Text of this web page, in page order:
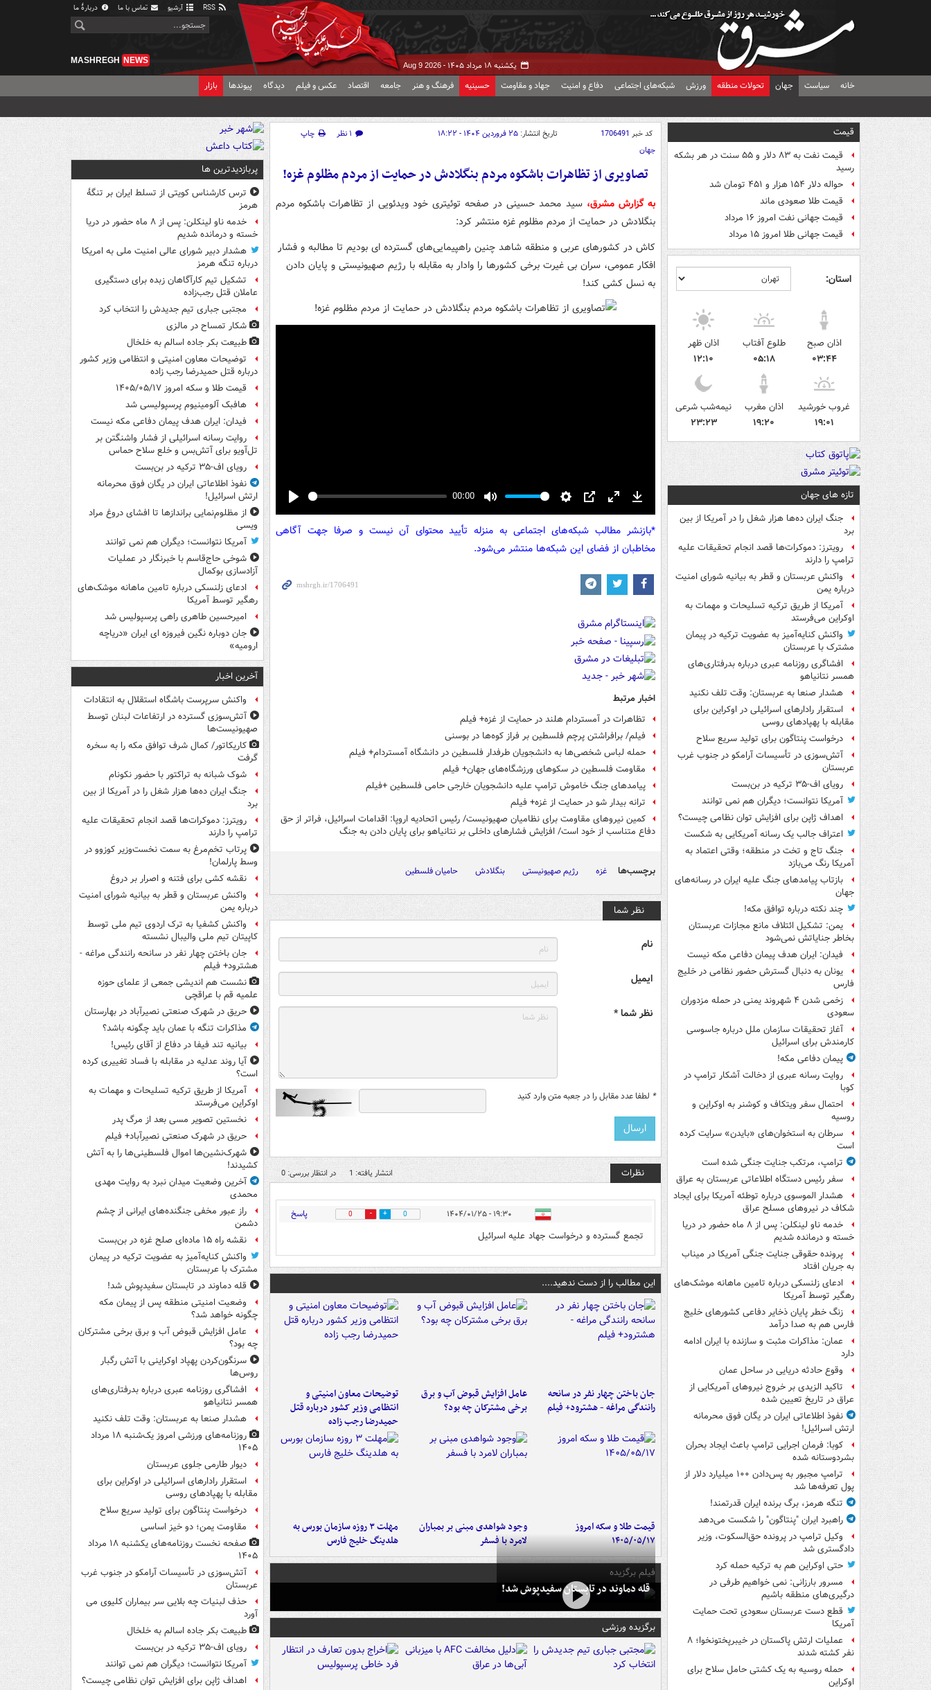
آرشیو تماس با ما دربارهٔ ما
یکشنبه ۱۸ مرداد ۱۴۰۵ - Aug 9 2026
MASHREGH NEWS
خانه سیاست جهان تحولات منطقه ورزش شبکه‌های اجتماعی دفاع و امنیت جهاد و مقاومت حسینیه فرهنگ و هنر جامعه اقتصاد عکس و فیلم دیدگاه پیوندها بازار
قیمت
قیمت نفت به ۸۳ دلار و ۵۵ سنت در هر بشکه
رسید
حواله دلار ۱۵۴ هزار و ۴۵۱ تومان شد
قیمت طلا صعودی ماند
قیمت جهانی نفت امروز ۱۶ مرداد
قیمت جهانی طلا امروز ۱۵ مرداد
استان:
اذان صبح
۰۳:۴۴
طلوع آفتاب
۰۵:۱۸
اذان ظهر
۱۲:۱۰
غروب خورشید
۱۹:۰۱
اذان مغرب
۱۹:۲۰
نیمه‌شب شرعی
۲۳:۲۳
تازه های جهان
جنگ ایران ده‌ها هزار شغل را در آمریکا از بین
برد
رویترز: دموکرات‌ها قصد انجام تحقیقات علیه
ترامپ را دارند
واکنش عربستان و قطر به بیانیه شورای امنیت
درباره یمن
آمریکا از طریق ترکیه تسلیحات و مهمات به
اوکراین می‌فرستد
واکنش کنایه‌آمیز به عضویت ترکیه در پیمان
مشترک با عربستان
افشاگری روزنامه عبری درباره بدرفتاری‌های
همسر نتانیاهو
هشدار صنعا به عربستان: وقت تلف نکنید
استقرار رادارهای اسرائیلی در اوکراین برای
مقابله با پهپادهای روسی
درخواست پنتاگون برای تولید سریع سلاح
آتش‌سوزی در تأسیسات آرامکو در جنوب غرب
عربستان
رویای اف-۳۵ ترکیه در بن‌بست
آمریکا نتوانست؛ دیگران هم نمی توانند
اهداف ژاپن برای افزایش توان نظامی چیست؟
اعتراف جالب یک رسانه آمریکایی به شکست
جنگ تاج و تخت در منطقه؛ وقتی اعتماد به
آمریکا رنگ می‌بازد
بازتاب پیامدهای جنگ علیه ایران در رسانه‌های
جهان
چند نکته درباره توافق مکه!
یمن: تشکیل ائتلاف مانع مجازات عربستان
بخاطر جنایاتش نمی‌شود
فیدان: ایران هدف پیمان دفاعی مکه نیست
یونان به دنبال گسترش حضور نظامی در خلیج
فارس
زخمی شدن ۴ شهروند یمنی در حمله مزدوران
سعودی
آغاز تحقیقات سازمان ملل درباره جاسوسی
کارمندش برای اسرائیل
پیمان دفاعی مکه!
روایت رسانه عبری از دخالت آشکار ترامپ در
کوبا
احتمال سفر ویتکاف و کوشنر به اوکراین و
روسیه
سرطان به استخوان‌های «بایدن» سرایت کرده
است
ترامپ، مرتکب جنایت جنگی شده است
سفر رئیس دستگاه اطلاعاتی عربستان به عراق
هشدار الموسوی درباره توطئه آمریکا برای ایجاد
شکاف در نیروهای مسلح عراق
خدمه ناو لینکلن: پس از ۸ ماه حضور در دریا
خسته و درمانده‌ شدیم
پرونده حقوقی جنایت جنگی آمریکا در میناب
به جریان افتاد
ادعای زلنسکی درباره تامین ماهانه موشک‌های
رهگیر توسط آمریکا
زنگ خطر پایان ذخایر دفاعی کشورهای خلیج
فارس هم به صدا درآمد
عمان: مذاکرات مثبت و سازنده با ایران ادامه
دارد
وقوع حادثه دریایی در ساحل عمان
تاکید الزیدی بر خروج نیروهای آمریکایی از
عراق در تاریخ تعیین شده
نفوذ اطلاعاتی ایران در یگان فوق محرمانه
ارتش اسرائیل!
کوبا: فرمان اجرایی ترامپ باعث ایجاد بحران
بشردوستانه شده
ترامپ مجبور به پس‌دادن ۱۰۰ میلیارد دلار از
پول تعرفه‌ها شد
تنگه هرمز، برگ برنده ایران قدرتمند!
راهبرد ایران "پنتاگون" را شکست می‌دهد
وکیل ترامپ در پرونده حق‌السکوت، وزیر
دادگستری شد
حتی اوکراین هم به ترکیه حمله کرد
مسرور بارزانی: نمی خواهیم طرفی در
درگیری‌های منطقه باشیم
قطع دست عربستان سعودیِ تحت حمایت
آمریکا
عملیات ارتش پاکستان در خیبرپختونخوا؛ ۸
نفر کشته شدند
حمله روسیه به یک کشتی حامل سلاح برای
اوکراین
کد خبر 1706491 تاریخ انتشار: ۲۵ فروردین ۱۴۰۴ - ۱۸:۲۲ ۱ نظر
چاپ
جهان
تصاویری از تظاهرات باشکوه مردم بنگلادش در حمایت از مردم مظلوم غزه!
به گزارش مشرق،سید محمد حسینی در صفحه توئیتری خود ویدئویی از تظاهرات باشکوه مردم
بنگلادش در حمایت از مردم مظلوم غزه منتشر کرد:
کاش در کشورهای عربی و منطقه شاهد چنین راهپیمایی‌های گسترده ای بودیم تا مطالبه و فشار
افکار عمومی، سران بی غیرت برخی کشورها را وادار به مقابله با رژیم صهیونیستی و پایان دادن
به نسل کشی کند!
00:00
fullscreen
*بازنشر مطالب شبکه‌های اجتماعی به منزله تأیید محتوای آن نیست و صرفا جهت آگاهی
مخاطبان از فضای این شبکه‌ها منتشر می‌شود.
اخبار مرتبط
تظاهرات در آمستردام هلند در حمایت از غزه+ فیلم
فیلم/ برافراشتن پرچم فلسطین بر فراز کوه‌ها در بوسنی
حمله لباس شخصی‌ها به دانشجویان طرفدار فلسطین در دانشگاه آمستردام+ فیلم
مقاومت فلسطین در سکوهای ورزشگاه‌های جهان+ فیلم
پیامدهای جنگ خاموش ترامپ علیه دانشجویان خارجی حامی فلسطین +فیلم
ترانه بیدار شو در حمایت از غزه+ فیلم
کمین‌ نیروهای مقاومت برای نظامیان صهیونیست/ رئیس اتحادیه اروپا: اقدامات اسرائیل، فراتر از حق
دفاع متناسب از خود است/ افزایش فشارهای داخلی بر نتانیاهو برای پایان دادن به جنگ
برچسب‌ها غزه رژیم صهیونیستی بنگلادش حامیان فلسطین
نظر شما
نام
ایمیل
نظر شما *
* لطفا عدد مقابل را در جعبه متن وارد کنید
نظرات انتشار یافته: 1 در انتظار بررسی: 0
۱۹:۳۰ - ۱۴۰۴/۰۱/۲۵ 0
0 پاسخ
تجمع گسترده و درخواست جهاد علیه اسرائیل
این مطالب را از دست ندهید....
جان باختن چهار نفر در سانحه
رانندگی مراغه - هشترود+ فیلم
عامل افزایش قبوض آب و برق
برخی مشترکان چه بود؟
توضیحات معاون امنیتی و
انتظامی وزیر کشور درباره قتل
حمیدرضا رجب زاده
قیمت طلا و سکه امروز
۱۴۰۵/۰۵/۱۷
وجود شواهدی مبنی بر بمباران
لامرد با فسفر
مهلت ۳ روزه سازمان بورس به
هلدینگ خلیج فارس
فیلم برگزیده
قله دماوند در تابستان سفیدپوش شد!
برگزیده ورزشی
پربازدیدترین ها
ترس کارشناس کویتی از تسلط ایران بر تنگۀ
هرمز
خدمه ناو لینکلن: پس از ۸ ماه حضور در دریا
خسته و درمانده‌ شدیم
هشدار دبیر شورای عالی امنیت ملی به امریکا
درباره تنگه هرمز
تشکیل تیم کارآگاهان زبده برای دستگیری
عاملان قتل رجب‌زاده
مجتبی جباری تیم جدیدش را انتخاب کرد
شکار تمساح در مالزی
طبیعت بکر جاده اسالم به خلخال
توضیحات معاون امنیتی و انتظامی وزیر کشور
درباره قتل حمیدرضا رجب زاده
قیمت طلا و سکه امروز ۱۴۰۵/۰۵/۱۷
هافبک آلومینیوم پرسپولیسی شد
فیدان: ایران هدف پیمان دفاعی مکه نیست
روایت رسانه اسرائیلی از فشار واشنگتن بر
تل‌آویو برای آتش‌بس و خلع سلاح حماس
رویای اف-۳۵ ترکیه در بن‌بست
نفوذ اطلاعاتی ایران در یگان فوق محرمانه
ارتش اسرائیل!
از مظلوم‌نمایی براندازها تا افشای دروغ مراد
ویسی
آمریکا نتوانست؛ دیگران هم نمی توانند
شوخی حاج‌قاسم با خبرنگار در عملیات
آزادسازی بوکمال
ادعای زلنسکی درباره تامین ماهانه موشک‌های
رهگیر توسط آمریکا
امیرحسین طاهری راهی پرسپولیس شد
جان دوباره نگین فیروزه ای ایران «دریاچه
ارومیه»
آخرین اخبار
واکنش سرپرست باشگاه استقلال به انتقادات
آتش‌سوزی گسترده در ارتفاعات لبنان توسط
صهیونیست‌ها
کاریکاتور/ کمال شرف توافق مکه را به سخره
گرفت
شوک شبانه به تراکتور با حضور نکونام
جنگ ایران ده‌ها هزار شغل را در آمریکا از بین
برد
رویترز: دموکرات‌ها قصد انجام تحقیقات علیه
ترامپ را دارند
پرتاب تخم‌مرغ به سمت نخست‌وزیر کوزوو در
وسط پارلمان!
نقشه کشی برای فتنه و اصرار بر دروغ
واکنش عربستان و قطر به بیانیه شورای امنیت
درباره یمن
واکنش کشفیا به ترک اردوی تیم ملی توسط
کاپیتان تیم ملی والیبال نشسته
جان باختن چهار نفر در سانحه رانندگی مراغه -
هشترود+ فیلم
نشست هم اندیشی جمعی از علمای حوزه
علمیه قم با عراقچی
حریق در شهرک صنعتی نصیرآباد در بهارستان
مذاکرات تنگه با عمان باید چگونه باشد؟
بیانیه تند فیفا در دفاع از آقای رئیس!
آیا روند عدلیه در مقابله با فساد تغییری کرده
است؟
آمریکا از طریق ترکیه تسلیحات و مهمات به
اوکراین می‌فرستد
نخستین تصویر مسی بعد از مرگ پدر
حریق در شهرک صنعتی نصیرآباد+ فیلم
شهرک‌نشین‌ها اموال فلسطینی‌ها را به آتش
کشیدند!
آخرین وضعیت میدان نبرد به روایت مهدی
محمدی
راز عبور مخفی جنگنده‌های ایرانی از چشم
دشمن
نقشه راه ۱۵ ماده‌ای صلح غزه در بن‌بست
واکنش کنایه‌آمیز به عضویت ترکیه در پیمان
مشترک با عربستان
قله دماوند در تابستان سفیدپوش شد!
وضعیت امنیتی منطقه پس از پیمان مکه
چگونه خواهد شد؟
عامل افزایش قبوض آب و برق برخی مشترکان
چه بود؟
سرنگون‌کردن پهپاد اوکراینی با آتش رگبار
روس‌ها
افشاگری روزنامه عبری درباره بدرفتاری‌های
همسر نتانیاهو
هشدار صنعا به عربستان: وقت تلف نکنید
روزنامه‌های ورزشی امروز یک‌شنبه ۱۸ مرداد
۱۴۰۵
دیوار طارمی جلوی عربستان
استقرار رادارهای اسرائیلی در اوکراین برای
مقابله با پهپادهای روسی
درخواست پنتاگون برای تولید سریع سلاح
مقاومت یمن؛ دو خیز اساسی
صفحه نخست روزنامه‌های یکشنبه ۱۸ مرداد
۱۴۰۵
آتش‌سوزی در تأسیسات آرامکو در جنوب غرب
عربستان
حذف لبنیات چه بلایی سر بیماران کلیوی می
آورد
طبیعت بکر جاده اسالم به خلخال
رویای اف-۳۵ ترکیه در بن‌بست
آمریکا نتوانست؛ دیگران هم نمی توانند
اهداف ژاپن برای افزایش توان نظامی چیست؟